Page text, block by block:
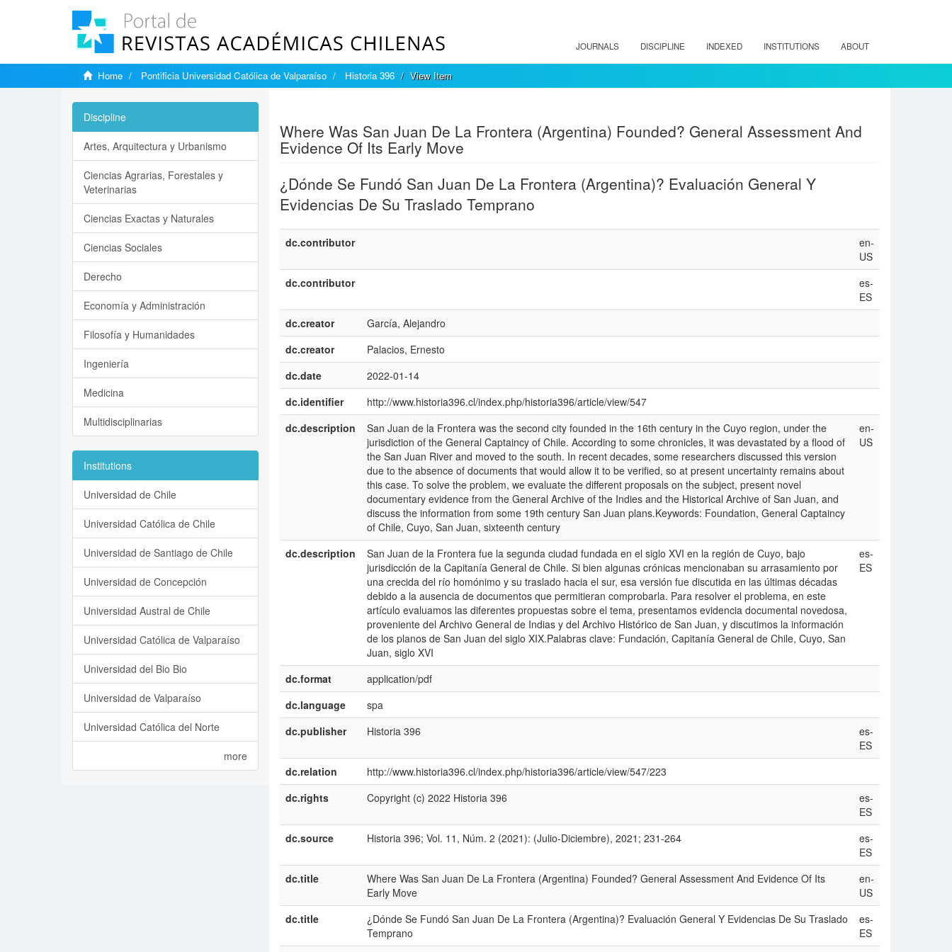
JOURNALS DISCIPLINE INDEXED INSTITUTIONS ABOUT
Home Pontificia Universidad Católica de Valparaíso Historia 396 View Item
Where Was San Juan De La Frontera (Argentina) Founded? General Assessment And
Evidence Of Its Early Move
¿Dónde Se Fundó San Juan De La Frontera (Argentina)? Evaluación General Y
Evidencias De Su Traslado Temprano
dc.contributor
en-
US
dc.contributor
es-
ES
dc.creator
García, Alejandro
dc.creator
Palacios, Ernesto
dc.date
2022-01-14
dc.identifier
http://www.historia396.cl/index.php/historia396/article/view/547
dc.description
San Juan de la Frontera was the second city founded in the 16th century in the Cuyo region, under the
jurisdiction of the General Captaincy of Chile. According to some chronicles, it was devastated by a flood of
the San Juan River and moved to the south. In recent decades, some researchers discussed this version
due to the absence of documents that would allow it to be verified, so at present uncertainty remains about
this case. To solve the problem, we evaluate the different proposals on the subject, present novel
documentary evidence from the General Archive of the Indies and the Historical Archive of San Juan, and
discuss the information from some 19th century San Juan plans.Keywords: Foundation, General Captaincy
of Chile, Cuyo, San Juan, sixteenth century
en-
US
dc.description
San Juan de la Frontera fue la segunda ciudad fundada en el siglo XVI en la región de Cuyo, bajo
jurisdicción de la Capitanía General de Chile. Si bien algunas crónicas mencionaban su arrasamiento por
una crecida del río homónimo y su traslado hacia el sur, esa versión fue discutida en las últimas décadas
debido a la ausencia de documentos que permitieran comprobarla. Para resolver el problema, en este
artículo evaluamos las diferentes propuestas sobre el tema, presentamos evidencia documental novedosa,
proveniente del Archivo General de Indias y del Archivo Histórico de San Juan, y discutimos la información
de los planos de San Juan del siglo XIX.Palabras clave: Fundación, Capitanía General de Chile, Cuyo, San
Juan, siglo XVI
es-
ES
dc.format
application/pdf
dc.language
spa
dc.publisher
Historia 396
es-
ES
dc.relation
http://www.historia396.cl/index.php/historia396/article/view/547/223
dc.rights
Copyright (c) 2022 Historia 396
es-
ES
dc.source
Historia 396; Vol. 11, Núm. 2 (2021): (Julio-Diciembre), 2021; 231-264
es-
ES
dc.title
Where Was San Juan De La Frontera (Argentina) Founded? General Assessment And Evidence Of Its
Early Move
en-
US
dc.title
¿Dónde Se Fundó San Juan De La Frontera (Argentina)? Evaluación General Y Evidencias De Su Traslado
Temprano
es-
ES
Discipline
Artes, Arquitectura y Urbanismo
Ciencias Agrarias, Forestales y
Veterinarias
Ciencias Exactas y Naturales
Ciencias Sociales
Derecho
Economía y Administración
Filosofía y Humanidades
Ingeniería
Medicina
Multidisciplinarias
Institutions
Universidad de Chile
Universidad Católica de Chile
Universidad de Santiago de Chile
Universidad de Concepción
Universidad Austral de Chile
Universidad Católica de Valparaíso
Universidad del Bio Bio
Universidad de Valparaíso
Universidad Católica del Norte
more